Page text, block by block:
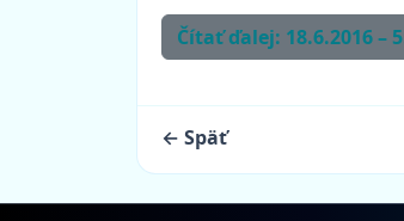
Čítať ďalej: 18.6.2016 –
← Späť